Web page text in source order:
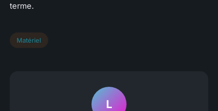
terme.
Matériel
L